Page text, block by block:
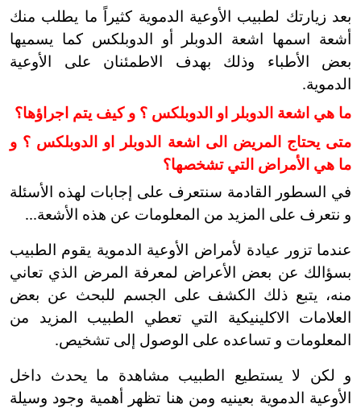
بعد زيارتك لطبيب الأوعية الدموية كثيراً ما يطلب منك
أشعة اسمها اشعة الدوبلر أو الدوبلكس كما يسميها
بعض الأطباء وذلك بهدف الاطمئنان على الأوعية
الدموية.
ما هي اشعة الدوبلر او الدوبلكس ؟ و كيف يتم اجراؤها؟
متى يحتاج المريض الى اشعة الدوبلر او الدوبلكس ؟ و
ما هي الأمراض التي تشخصها؟
في السطور القادمة سنتعرف على إجابات لهذه الأسئلة
و نتعرف على المزيد من المعلومات عن هذه الأشعة...
عندما تزور عيادة لأمراض الأوعية الدموية يقوم الطبيب
بسؤالك عن بعض الأعراض لمعرفة المرض الذي تعاني
منه، يتبع ذلك الكشف على الجسم للبحث عن بعض
العلامات الاكلينيكية التي تعطي الطبيب المزيد من
المعلومات و تساعده على الوصول إلى تشخيص.
و لكن لا يستطيع الطبيب مشاهدة ما يحدث داخل
الأوعية الدموية بعينيه ومن هنا تظهر أهمية وجود وسيلة